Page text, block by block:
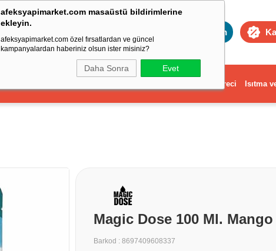
afeksyapimarket.com masaüstü bildirimlerine
ekleyin.
afeksyapimarket.com özel fırsatlardan ve güncel
kampanyalardan haberiniz olsun ister misiniz?
Daha Sonra Evet
Toptan
Dekorasyon ve Ev Gereci Isıtma
Magic Dose 100 Ml.
Barkod : 8697409608337